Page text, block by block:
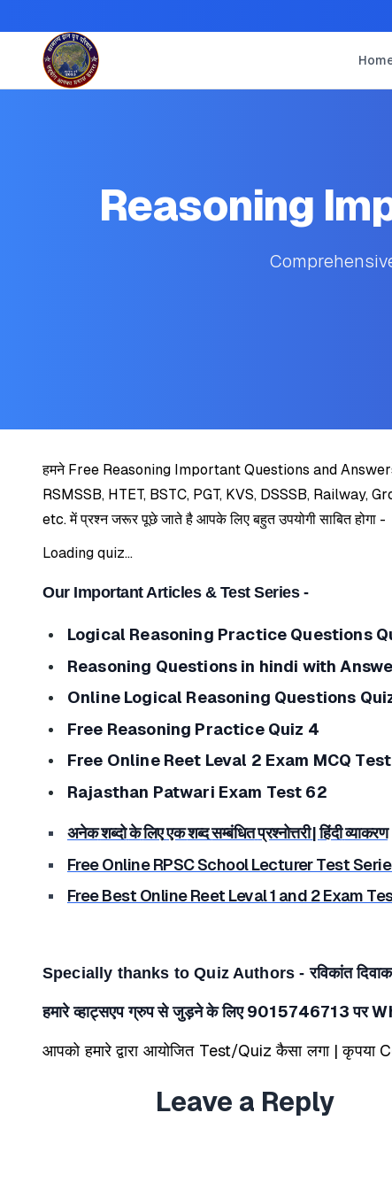
Reasoning
हमने Free Reasoning Important Questions and Answers :
RSMSSB, HTET, BSTC, PGT, KVS, DSSSB, Railway,
etc. में प्रश्न जरूर पूछे जाते है आपके लिए बहुत उपयोगी साबित होगा -
Loading quiz...
Our Important Articles & Test Series -
Logical Reasoning Practice Questions
Reasoning Questions in hindi with
Online Logical Reasoning Questions
Free Reasoning Practice Quiz 4
Free Online Reet Leval 2 Exam MCQ
Rajasthan Patwari Exam Test 62
अनेकशब्दोकेलिएएकशब्दसम्बंधितप्रश्नोत्तरी |हिंदीव्याकरण
Free Online RPSC School Lecturer Test
Free Best Online Reet Leval 1 and 2 Exam
Specially thanks to Quiz Authors - रविकांत दिवाकर,
हमारे व्हाट्सएप ग्रुप से जुड़ने के लिए 9015746713 पर
आपको हमारे द्वारा आयोजित Test/Quiz कैसा लगा |
Leave a Reply